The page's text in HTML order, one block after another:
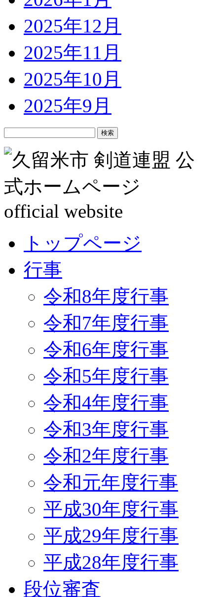
2025年12月
2025年11月
2025年10月
2025年9月
トップページ
行事
令和8年度行事
令和7年度行事
令和6年度行事
令和5年度行事
令和4年度行事
令和3年度行事
令和2年度行事
令和元年度行事
平成30年度行事
平成29年度行事
平成28年度行事
段位審査